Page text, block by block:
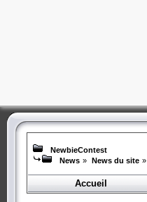
NewbieContest
News » News du site »
Accueil